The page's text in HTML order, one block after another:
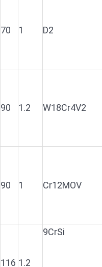
70 1 D2
90 1.2 W18Cr4V2
90 1 Cr12MOV
116 1.2
9CrSi